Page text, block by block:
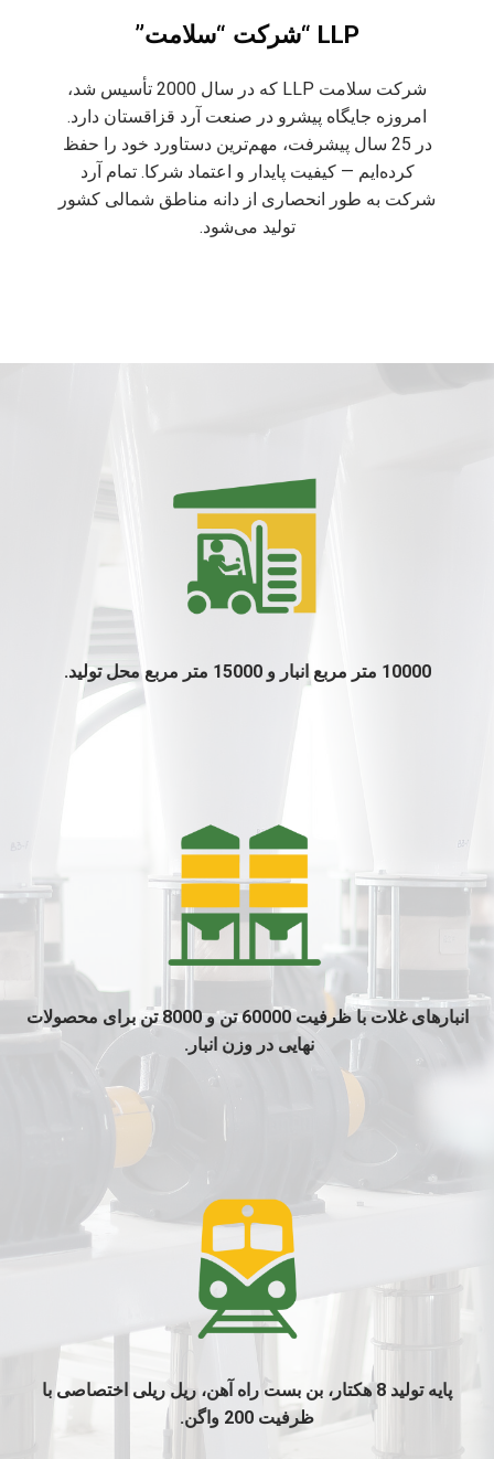
LLP “شرکت “سلامت”
شرکت سلامت LLP که در سال 2000 تأسیس شد،
امروزه جایگاه پیشرو در صنعت آرد قزاقستان دارد.
در 25 سال پیشرفت، مهم‌ترین دستاورد خود را حفظ
کرده‌ایم — کیفیت پایدار و اعتماد شرکا. تمام آرد
شرکت به طور انحصاری از دانه مناطق شمالی کشور
تولید می‌شود.
10000 متر مربع انبار و 15000 متر مربع محل تولید.
انبارهای غلات با ظرفیت 60000 تن و 8000 تن برای محصولات
نهایی در وزن انبار.
پایه تولید 8 هکتار، بن بست راه آهن، ریل ریلی اختصاصی با
ظرفیت 200 واگن.